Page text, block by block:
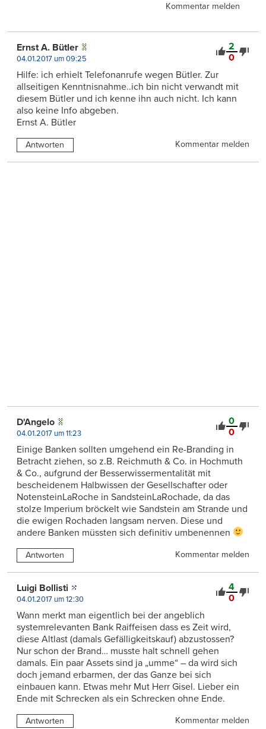
Kommentar melden
2
0
Ernst A. Bütler
04.01.2017 um 09:25
Hilfe: ich erhielt Telefonanrufe wegen Bütler. Zur
allseitigen Kenntnisnahme..ich bin nicht verwandt mit
diesem Bütler und ich kenne ihn auch nicht. Ich kann
also keine Info abgeben.
Ernst A. Bütler
Antworten Kommentar melden
0
0
D'Angelo
04.01.2017 um 11:23
Einige Banken sollten umgehend ein Re-Branding in
Betracht ziehen, so z.B. Reichmuth & Co. in Hochmuth
& Co., aufgrund der Besserwissermentalität mit
bescheidenem Halbwissen der Gesellschafter oder
NotensteinLaRoche in SandsteinLaRochade, da das
stolze Imperium bröckelt wie Sandstein am Strande und
die ewigen Rochaden langsam nerven. Diese und
andere Banken müssten sich definitiv umbenennen
Antworten Kommentar melden
4
0
Luigi Bollisti
04.01.2017 um 12:30
Wann merkt man eigentlich bei der angeblich
systemrelevanten Bank Raiffeisen dass es Zeit wird,
diese Altlast (damals Gefälligkeitskauf) abzustossen?
Nur schon der Brand… musste halt schnell gehen
damals. Ein paar Assets sind ja „umme“ – da wird sich
doch jemand erbarmen, der das Ganze bei sich
einbauen kann. Etwas mehr Mut Herr Gisel. Lieber ein
Ende mit Schrecken als ein Schrecken ohne Ende.
Antworten Kommentar melden